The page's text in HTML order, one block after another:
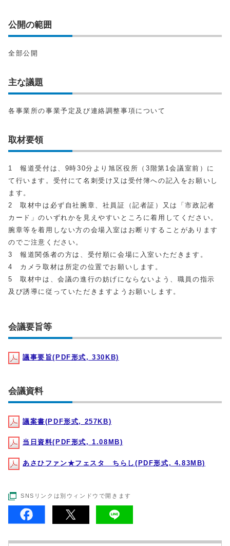
公開の範囲
全部公開
主な議題
各事業所の事業予定及び連絡調整事項について
取材要領
1 報道受付は、9時30分より旭区役所（3階第1会議室前）に
て行います。受付にて名刺受け又は受付簿への記入をお願いし
ます。
2 取材中は必ず自社腕章、社員証（記者証）又は「市政記者
カード」のいずれかを見えやすいところに着用してください。
腕章等を着用しない方の会場入室はお断りすることがあります
のでご注意ください。
3 報道関係者の方は、受付順に会場に入室いただきます。
4 カメラ取材は所定の位置でお願いします。
5 取材中は、会議の進行の妨げにならないよう、職員の指示
及び誘導に従っていただきますようお願いします。
会議要旨等
議事要旨(PDF形式, 330KB)
会議資料
議案書(PDF形式, 257KB)
当日資料(PDF形式, 1.08MB)
あさひファン★フェスタ ちらし(PDF形式, 4.83MB)
SNSリンクは別ウィンドウで開きます